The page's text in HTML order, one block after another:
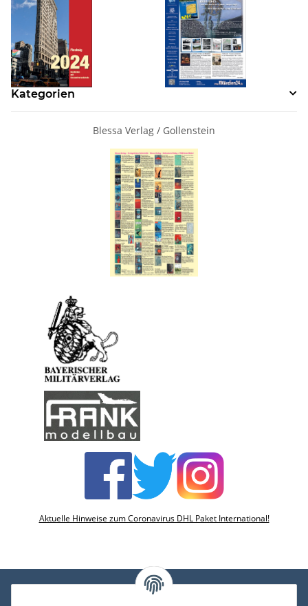
Kategorien
Blessa Verlag / Gollenstein
Aktuelle Hinweise zum Coronavirus DHL Paket International!